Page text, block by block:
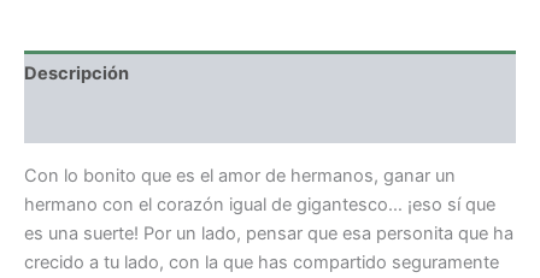
Descripción
Con lo bonito que es el amor de hermanos, ganar un
hermano con el corazón igual de gigantesco… ¡eso sí que
es una suerte! Por un lado, pensar que esa personita que ha
crecido a tu lado, con la que has compartido seguramente